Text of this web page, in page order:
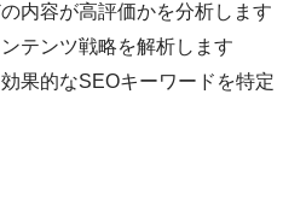
内容が高評価かを分析します
テンツ戦略を解析します
果的なSEOキーワードを特定